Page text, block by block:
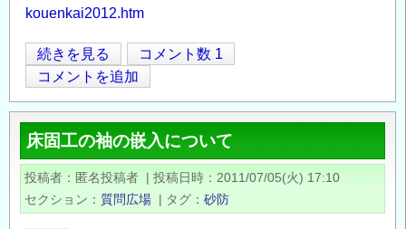
ャ
へ
の
提
言」
の
kouenkai2012.htm
平
成
24
年
度
「国
技
続きを見る
コメント数 1
コメントを追加
床固工の袖の嵌入について
投稿者 匿名投稿者 | 投稿日時
2011/07/05(火) 17:10
セクション
質問広場 | タグ 砂防